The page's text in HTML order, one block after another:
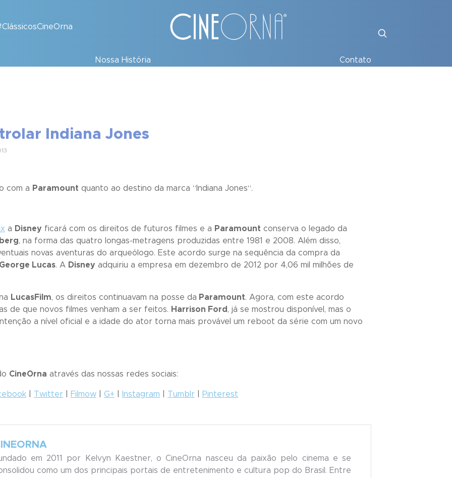
Nossa História Contato
Indiana Jones
com a Paramount quanto ao destino da marca “ Indiana Jones“.
a Disney ficará com os direitos de futuros filmes e a Paramount conserva o legado da
, na forma das quatro longas-metragens produzidas entre 1981 e 2008. Além disso,
novas aventuras do arqueólogo. Este acordo surge na sequência da compra da
George Lucas. A Disney adquiriu a empresa em dezembro de 2012 por 4,06 mil milhões de
LucasFilm, os direitos continuavam na posse da Paramount. Agora, com este acordo
de que novos filmes venham a ser feitos. Harrison Ford , já se mostrou disponível, mas o
a nível oficial e a idade do ator torna mais provável um reboot da série com um novo
CineOrna através das nossas redes sociais:
Twitter Filmow G+ Instagram Tumblr Pinterest
em 2011 por Kelvyn Kaestner, o CineOrna nasceu da paixão pelo cinema e se
como um dos principais portais de entretenimento e cultura pop do Brasil. Entre